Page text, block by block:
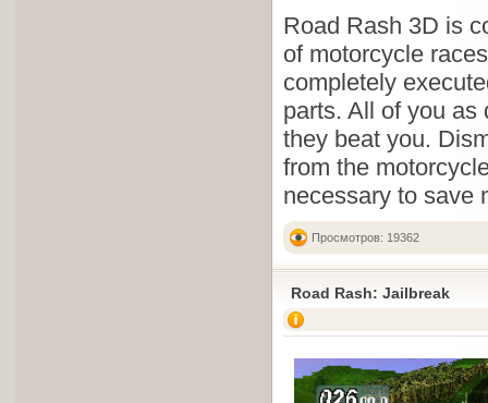
Road Rash 3D is
of motorcycle
completely
parts. All of you as
they beat you.
from the
necessary to save
Просмотров: 19362
Road Rash: Jailbreak